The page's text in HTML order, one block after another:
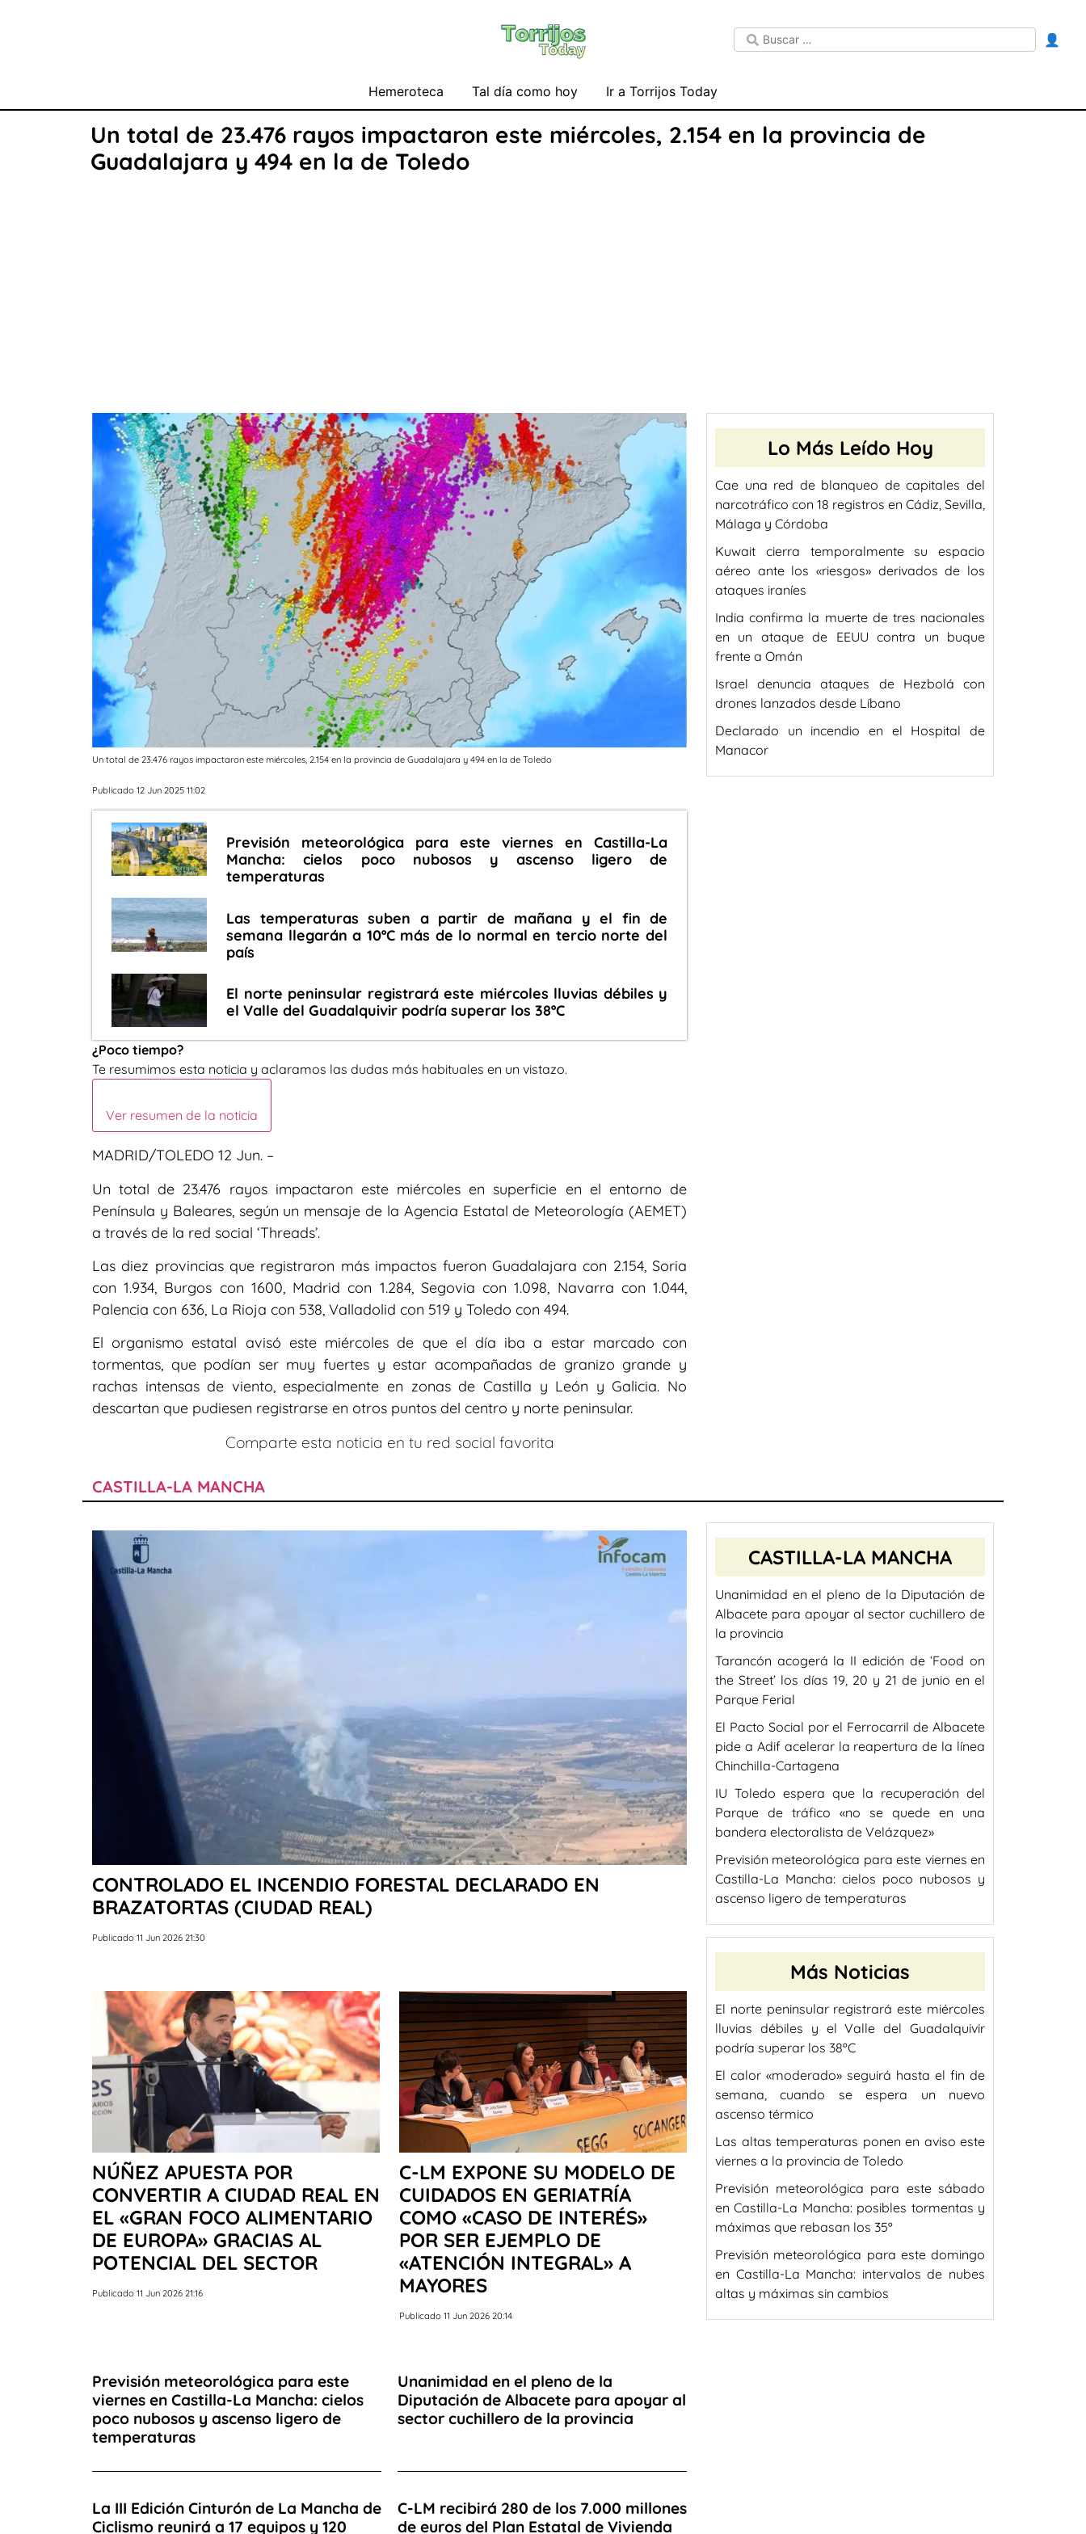
👤
Hemeroteca Tal día como hoy Ir a Torrijos Today
Un total de 23.476 rayos impactaron este miércoles, 2.154 en la provincia de
Guadalajara y 494 en la de Toledo
Un total de 23.476 rayos impactaron este miércoles, 2.154 en la provincia de Guadalajara y 494 en la de Toledo
Publicado 12 Jun 2025 11:02
Previsión meteorológica para este viernes en Castilla-La
Mancha: cielos poco nubosos y ascenso ligero de
temperaturas
Las temperaturas suben a partir de mañana y el fin de
semana llegarán a 10ºC más de lo normal en tercio norte del
país
El norte peninsular registrará este miércoles lluvias débiles y
el Valle del Guadalquivir podría superar los 38ºC
¿Poco tiempo?
Te resumimos esta noticia y aclaramos las dudas más habituales en un vistazo.
Ver resumen de la noticia
MADRID/TOLEDO 12 Jun. –
Un total de 23.476 rayos impactaron este miércoles en superficie en el entorno de
Península y Baleares, según un mensaje de la Agencia Estatal de Meteorología (AEMET)
a través de la red social ‘Threads’.
Las diez provincias que registraron más impactos fueron Guadalajara con 2.154, Soria
con 1.934, Burgos con 1600, Madrid con 1.284, Segovia con 1.098, Navarra con 1.044,
Palencia con 636, La Rioja con 538, Valladolid con 519 y Toledo con 494.
El organismo estatal avisó este miércoles de que el día iba a estar marcado con
tormentas, que podían ser muy fuertes y estar acompañadas de granizo grande y
rachas intensas de viento, especialmente en zonas de Castilla y León y Galicia. No
descartan que pudiesen registrarse en otros puntos del centro y norte peninsular.
Comparte esta noticia en tu red social favorita
Lo Más Leído Hoy
Cae una red de blanqueo de capitales del
narcotráfico con 18 registros en Cádiz, Sevilla,
Málaga y Córdoba
Kuwait cierra temporalmente su espacio
aéreo ante los «riesgos» derivados de los
ataques iraníes
India confirma la muerte de tres nacionales
en un ataque de EEUU contra un buque
frente a Omán
Israel denuncia ataques de Hezbolá con
drones lanzados desde Líbano
Declarado un incendio en el Hospital de
Manacor
CASTILLA-LA MANCHA
CONTROLADO EL INCENDIO FORESTAL DECLARADO EN
BRAZATORTAS (CIUDAD REAL)
Publicado 11 Jun 2026 21:30
NÚÑEZ APUESTA POR
CONVERTIR A CIUDAD REAL EN
EL «GRAN FOCO ALIMENTARIO
DE EUROPA» GRACIAS AL
POTENCIAL DEL SECTOR
Publicado 11 Jun 2026 21:16
C-LM EXPONE SU MODELO DE
CUIDADOS EN GERIATRÍA
COMO «CASO DE INTERÉS»
POR SER EJEMPLO DE
«ATENCIÓN INTEGRAL» A
MAYORES
Publicado 11 Jun 2026 20:14
Previsión meteorológica para este
viernes en Castilla-La Mancha: cielos
poco nubosos y ascenso ligero de
temperaturas
Unanimidad en el pleno de la
Diputación de Albacete para apoyar al
sector cuchillero de la provincia
La III Edición Cinturón de La Mancha de
Ciclismo reunirá a 17 equipos y 120
C-LM recibirá 280 de los 7.000 millones
de euros del Plan Estatal de Vivienda
CASTILLA-LA MANCHA
Unanimidad en el pleno de la Diputación de
Albacete para apoyar al sector cuchillero de
la provincia
Tarancón acogerá la II edición de ‘Food on
the Street’ los días 19, 20 y 21 de junio en el
Parque Ferial
El Pacto Social por el Ferrocarril de Albacete
pide a Adif acelerar la reapertura de la línea
Chinchilla-Cartagena
IU Toledo espera que la recuperación del
Parque de tráfico «no se quede en una
bandera electoralista de Velázquez»
Previsión meteorológica para este viernes en
Castilla-La Mancha: cielos poco nubosos y
ascenso ligero de temperaturas
Más Noticias
El norte peninsular registrará este miércoles
lluvias débiles y el Valle del Guadalquivir
podría superar los 38ºC
El calor «moderado» seguirá hasta el fin de
semana, cuando se espera un nuevo
ascenso térmico
Las altas temperaturas ponen en aviso este
viernes a la provincia de Toledo
Previsión meteorológica para este sábado
en Castilla-La Mancha: posibles tormentas y
máximas que rebasan los 35º
Previsión meteorológica para este domingo
en Castilla-La Mancha: intervalos de nubes
altas y máximas sin cambios